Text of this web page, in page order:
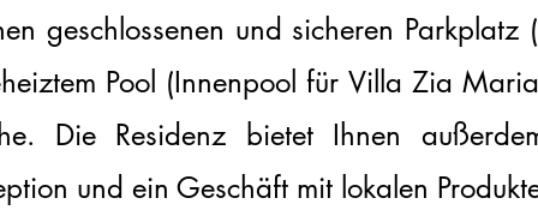
und sicheren Parkplatz
Pool (Innenpool für Villa Zia
Die Residenz bietet Ihnen
und ein Geschäft mit lokalen